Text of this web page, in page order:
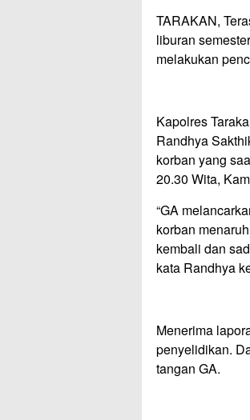
TARAKAN,
liburan
melakukan
Kapolres
Randhya
korban yang
20.30 Wita,
“GA
korban
kembali dan
kata Randhya
Menerima
penyelidikan.
tangan GA.